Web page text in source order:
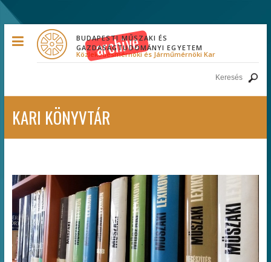
Közlekedésmérnöki és Járműmérnöki Kar
BUDAPESTI MŰSZAKI ÉS
GAZDASÁGTUDOMÁNYI EGYETEM
KARI KÖNYVTÁR